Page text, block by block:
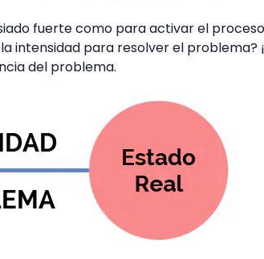
fuerte como para activar el
intensidad para resolver el problema?
del problema.